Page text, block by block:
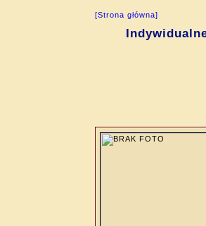
[Strona główna]